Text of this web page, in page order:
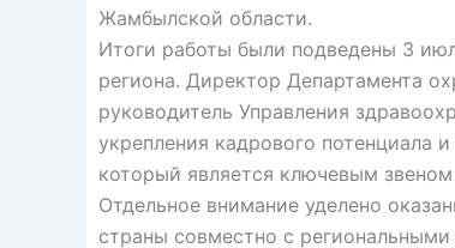
Жамбылской области.
Итоги работы были подведены 3
региона. Директор Департамента
руководитель Управления
укрепления кадрового потенциала
который является ключевым
Отдельное внимание уделено
страны совместно с